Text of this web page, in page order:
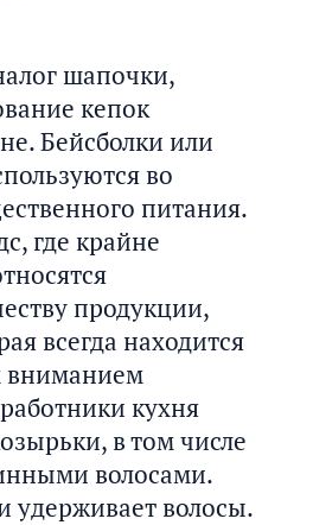
s
шапочки,
кепок
Бейсболки или
во
питания.
где крайне
продукции,
всегда находится
вниманием
кухня
в том числе
волосами.
удерживает волосы.